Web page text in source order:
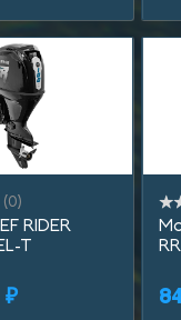
в 1 клик
(0)
RIDER
T
₽